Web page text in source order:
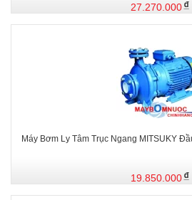
27.270.000
Máy Bơm Ly Tâm Trục Ngang MITSUKY
19.850.000